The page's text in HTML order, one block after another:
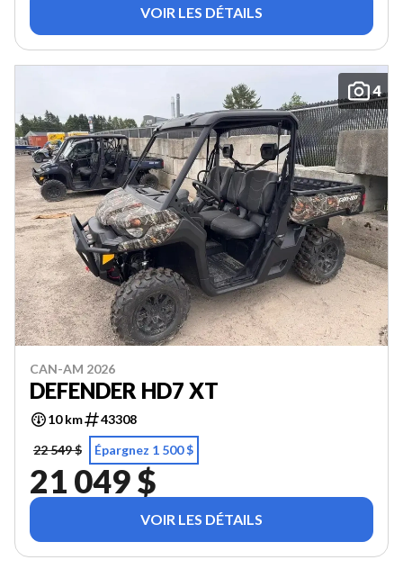
VOIR LES DÉTAILS
4
CAN-AM 2026
DEFENDER HD7 XT
10 km
43308
22 549 $
Épargnez 1 500 $
21 049 $
VOIR LES DÉTAILS